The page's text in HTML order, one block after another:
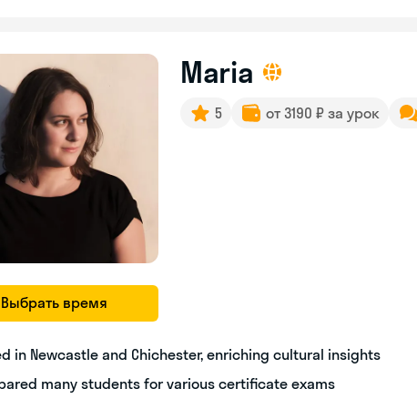
Выбрать время
Maria
5 от 3190 ₽ за урок
in Newcastle and Chichester, enriching cultural insights
many students for various certificate exams